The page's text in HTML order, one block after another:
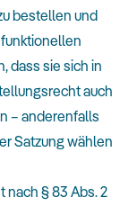
bestellen und
dass sie sich in
auch
– anderenfalls
Satzung wählen
nach § 83 Abs. 2